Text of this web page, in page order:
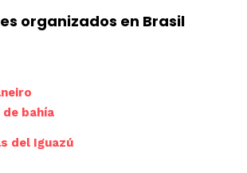
organizados en Brasil
bahía
del Iguazú